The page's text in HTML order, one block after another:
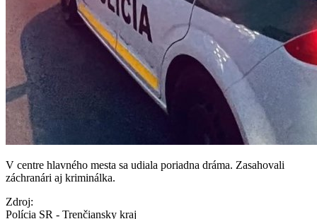
V centre hlavného mesta sa udiala poriadna dráma. Zasahovali
záchranári aj kriminálka.
Zdroj:
Polícia SR - Trenčiansky kraj